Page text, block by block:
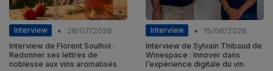
Interview •
28/07/2026
Interview de Florent Soulhol :
Redonner ses lettres de
noblesse aux vins aromatisés
Interview •
15/06/2026
Interview de Sylvain Thibaud de
Winespace : Innover dans
l’expérience digitale du vin